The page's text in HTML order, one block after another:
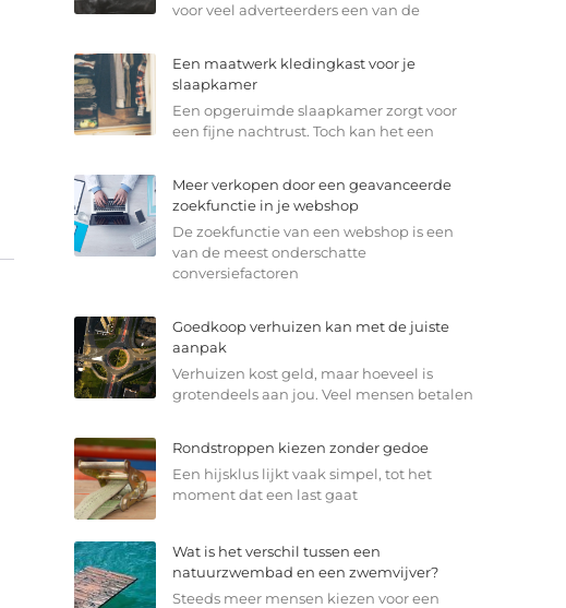
voor veel adverteerders een van de
Een maatwerk kledingkast voor je
slaapkamer
Een opgeruimde slaapkamer zorgt voor
een fijne nachtrust. Toch kan het een
Meer verkopen door een geavanceerde
zoekfunctie in je webshop
De zoekfunctie van een webshop is een
van de meest onderschatte
conversiefactoren
Goedkoop verhuizen kan met de juiste
aanpak
Verhuizen kost geld, maar hoeveel is
grotendeels aan jou. Veel mensen betalen
Rondstroppen kiezen zonder gedoe
Een hijsklus lijkt vaak simpel, tot het
moment dat een last gaat
Wat is het verschil tussen een
natuurzwembad en een zwemvijver?
Steeds meer mensen kiezen voor een